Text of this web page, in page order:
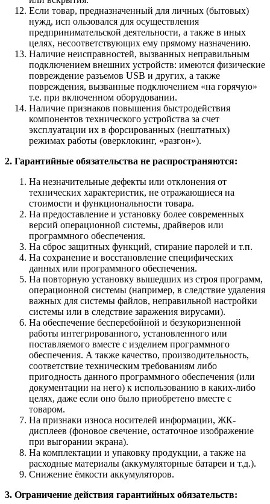
Если товар, предназначенный для личных (бытовых)
нужд, исп ользовался для осуществления
предпринимательской деятельности, а также в иных
целях, несоответствующих ему прямому назначению.
Наличие неисправностей, вызванных неправильным
подключением внешних устройств: имеются физические
повреждение разъемов USB и других, а также
повреждения, вызванные подключением «на горячую»
т.е. при включенном оборудовании.
Наличие признаков повышения быстродействия
компонентов технического устройства за счет
эксплуатации их в форсированных (нештатных)
режимах работы (оверклокинг, «разгон»).
2. Гарантийные обязательства не распространяются:
На незначительные дефекты или отклонения от
технических характеристик, не отражающиеся на
стоимости и функциональности товара.
На предоставление и установку более современных
версий операционной системы, драйверов или
программного обеспечения.
На сброс защитных функций, стирание паролей и т.п.
На сохранение и восстановление специфических
данных или программного обеспечения.
На повторную установку вышедших из строя программ,
операционной системы (например, в следствие удаления
важных для системы файлов, неправильной настройки
системы или в следствие заражения вирусами).
На обеспечение бесперебойной и безукоризненной
работы интегрированного, установленного или
поставляемого вместе с изделием программного
обеспечения. А также качество, производительность,
соответствие техническим требованиям либо
пригодность данного программного обеспечения (или
документации на него) к использованию в каких-либо
целях, даже если оно было приобретено вместе с
товаром.
На признаки износа носителей информации, ЖК-
дисплеев (фоновое свечение, остаточное изображение
при выгорании экрана).
На комплектации и упаковку продукции, а также на
расходные материалы (аккумуляторные батареи и т.д.).
Снижение ёмкости аккумуляторов.
3. Ограничение действия гарантийных обязательств: